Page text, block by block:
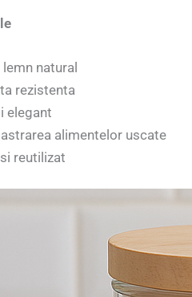
natural
rezistenta
elegant
alimentelor uscate
reutilizat